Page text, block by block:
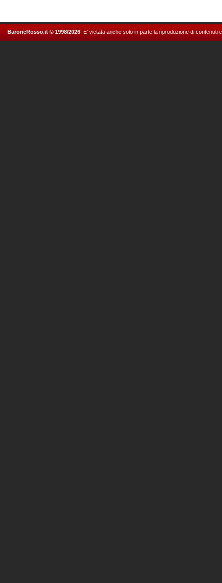
BaroneRosso.it © 1998/2026 . E' vietata anche solo in parte la riproduzione di contenuti